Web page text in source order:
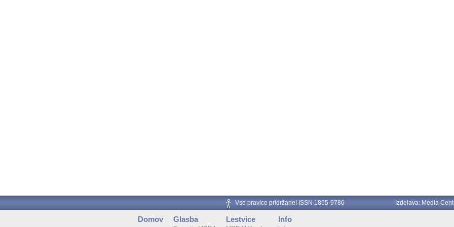
Vse pravice pridržane! ISSN 1855-9786 Izdelava: Media
Domov Glasba Lestvice Info